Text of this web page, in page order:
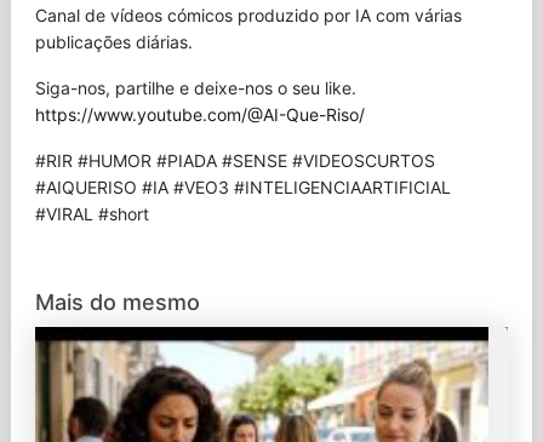
Canal de vídeos cómicos produzido por IA com várias
publicações diárias.
Siga-nos, partilhe e deixe-nos o seu like.
https://www.youtube.com/@AI-Que-Riso/
#RIR #HUMOR #PIADA #SENSE #VIDEOSCURTOS
#AIQUERISO #IA #VEO3 #INTELIGENCIAARTIFICIAL
#VIRAL #short
Mais do mesmo